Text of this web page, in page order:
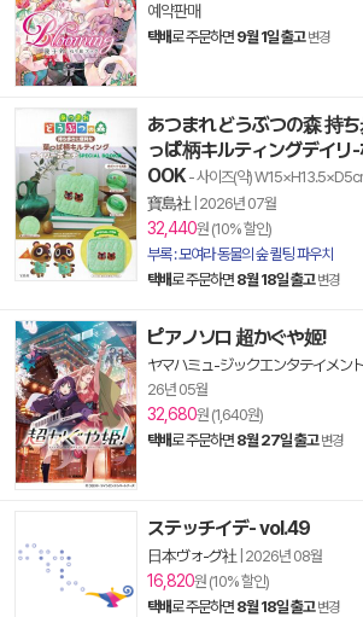
예약판매
택배로 주문하면 9월 1일 출고 변경
あつまれ どうぶつの森 持
っぱ柄キルティングデイリ
OOK- 사이즈(약)
寶島社 2026년 07월
32,440원 (10% 할인)
부록 : 모여라 동물의 숲 퀼팅 파우치
택배로 주문하면 8월 18일 출고 변경
ピアノソロ 超かぐや姬!
ヤマハミュ-ジックエンタテイメン
26년 05월
32,680원 (1,640원)
택배로 주문하면 8월 27일 출고 변경
ステッチイデ- vol.49
日本ヴォ-グ社 2026년 08월
16,820원 (10% 할인)
택배로 주문하면 8월 18일 출고 변경